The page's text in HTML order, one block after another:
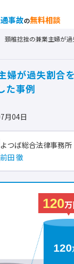
事故の無料相談
頚椎捻挫の兼業主婦が
婦が過失割合
た事例
月04日
よつば総合法律事務所
前田 徹
120
120万